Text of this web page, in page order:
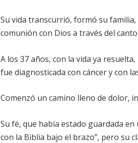
Su vida transcurrió, formó su
comunión con Dios a través del
A los 37 años, con la vida ya
fue diagnosticada con cáncer y con
Comenzó un camino lleno de dolor,
Su fé, que había estado guardada
con la Biblia bajo el brazo”, pero su